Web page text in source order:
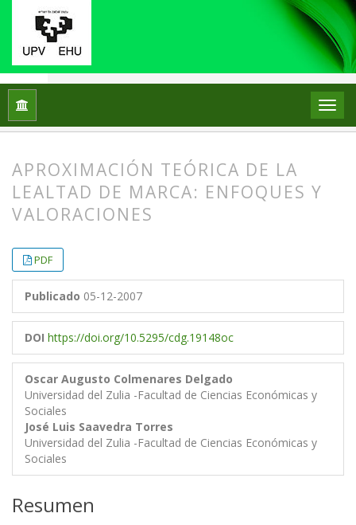
Inicio
APROXIMACIÓN TEÓRICA DE LA
LEALTAD DE MARCA: ENFOQUES Y
VALORACIONES
PDF
Publicado 05-12-2007
DOI https://doi.org/10.5295/cdg.19148oc
Oscar Augusto Colmenares Delgado
Universidad del Zulia -Facultad de Ciencias Económicas y
Sociales
José Luis Saavedra Torres
Universidad del Zulia -Facultad de Ciencias Económicas y
Sociales
Resumen